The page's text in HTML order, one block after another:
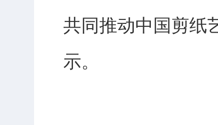
共同推动中国剪纸
示。